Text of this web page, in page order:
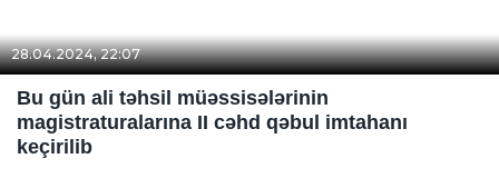
28.04.2024, 22:07
Bu gün ali təhsil müəssisələrinin
magistraturalarına II cəhd qəbul imtahanı
keçirilib